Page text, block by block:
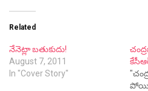
Related
నేనెట్లా బతుకుదు!
August 7, 2011
In "Cover Story"